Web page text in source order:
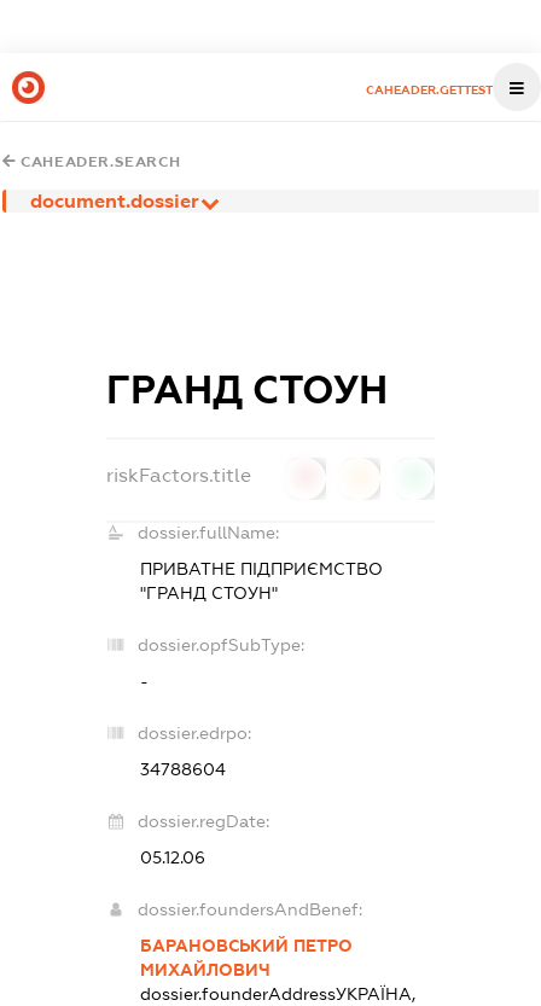
CAHEADER.GETTEST
CAHEADER.SEARCH
document.dossier
ГРАНД СТОУН
riskFactors.title
dossier.fullName:
ПРИВАТНЕ ПІДПРИЄМСТВО
"ГРАНД СТОУН"
dossier.opfSubType:
-
dossier.edrpo:
34788604
dossier.regDate:
05.12.06
dossier.foundersAndBenef:
БАРАНОВСЬКИЙ ПЕТРО
МИХАЙЛОВИЧ
dossier.founderAddressУКРАЇНА,